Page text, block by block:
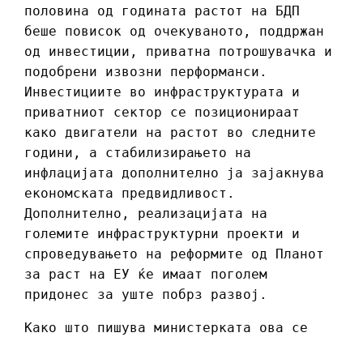
половина од годината растот на БДП
беше повисок од очекуваното, поддржан
од инвестиции, приватна потрошувачка и
подобрени извозни перформанси.
Инвестициите во инфраструктурата и
приватниот сектор се позиционираат
како двигатели на растот во следните
години, а стабилизирањето на
инфлацијата дополнително ја зајакнува
економската предвидливост.
Дополнително, реализацијата на
големите инфраструктурни проекти и
спроведувањето на реформите од Планот
за раст на ЕУ ќе имаат поголем
придонес за уште побрз развој.
Како што пишува министерката ова се